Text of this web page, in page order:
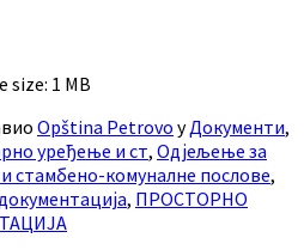
size: 1 MB
Opština Petrovo уДокументи,
уређење и ст, Одјељење за
стамбено-комуналне послове,
, ПРОСТОРНО